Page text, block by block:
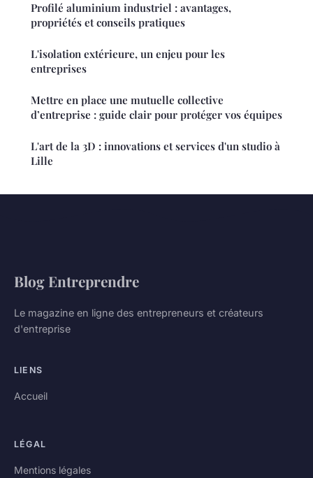
Profilé aluminium industriel : avantages,
propriétés et conseils pratiques
L'isolation extérieure, un enjeu pour les
entreprises
Mettre en place une mutuelle collective
d’entreprise : guide clair pour protéger vos équipes
L'art de la 3D : innovations et services d'un studio à
Lille
Blog Entreprendre
Le magazine en ligne des entrepreneurs et créateurs
d'entreprise
LIENS
Accueil
LÉGAL
Mentions légales